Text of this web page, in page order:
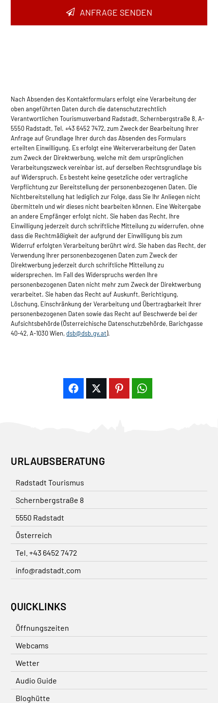
ANFRAGE SENDEN
Nach Absenden des Kontaktformulars erfolgt eine Verarbeitung der
oben angeführten Daten durch die datenschutzrechtlich
Verantwortlichen Tourismusverband Radstadt, Schernbergstraße 8, A-
5550 Radstadt, Tel. +43 6452 7472, zum Zweck der Bearbeitung Ihrer
Anfrage auf Grundlage Ihrer durch das Absenden des Formulars
erteilten Einwilligung. Es erfolgt eine Weiterverarbeitung der Daten
zum Zweck der Direktwerbung, welche mit dem ursprünglichen
Verarbeitungszweck vereinbar ist, auf derselben Rec­htsgrundlage bis
auf Widerspruch. Es besteht keine gesetzliche oder vertragliche
Verpflichtung zur Bereitstellung der personenbezogenen Daten. Die
Nichtbereitstellung hat lediglich zur Folge, dass Sie Ihr Anliegen nicht
übermitteln und wir dieses nicht bearbeiten können. Eine Weitergabe
an andere Empfänger erfolgt nicht. Sie haben das Recht, Ihre
Einwilligung jederzeit durch schriftliche Mitteilung zu widerrufen, ohne
dass die Rechtmäßigkeit der aufgrund der Einwilligung bis zum
Widerruf erfolgten Verarbeitung berührt wird. Sie haben das Recht, der
Verwendung Ihrer personenbezogenen Daten zum Zweck der
Direktwerbung jederzeit durch schriftliche Mitteilung zu
widersprechen. Im Fall des Widerspruchs werden Ihre
personenbezogenen Daten nicht mehr zum Zweck der Direktwerbung
verarbeitet. Sie haben das Recht auf Auskunft, Berichtigung,
Löschung, Einschränkung der Verarbeitung und Übertragbarkeit Ihrer
personenbezogenen Daten sowie das Recht auf Beschwerde bei der
Aufsichtsbehörde (Österreichische Datenschutzbehörde, Barichgasse
40-42, A-1030 Wien,dsb@dsb.gv.at).
URLAUBSBERATUNG
Radstadt Tourismus
Schernbergstraße 8
5550 Radstadt
Österreich
Tel. +43 6452 7472
info@radstadt.com
QUICKLINKS
Öffnungszeiten
Webcams
Wetter
Audio Guide
Bloghütte